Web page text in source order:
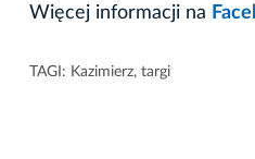
Więcej informacji na
TAGI: Kazimierz, targi